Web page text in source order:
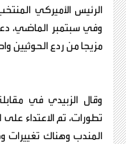
الرئيس الأميركي
وفي سبتمبر الماضي،
مزيجا من ردع الحوثيين
وقال الزبيدي في
تطورات، تم الاعتداء
المندب وهناك تغييرات